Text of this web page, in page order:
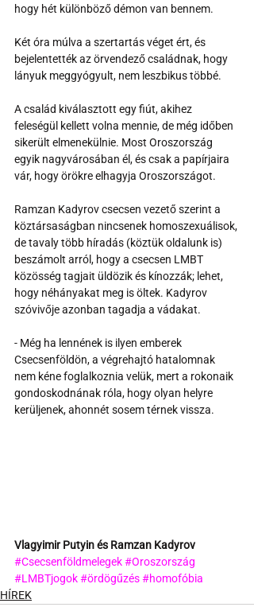
hogy hét különböző démon van bennem.
Két óra múlva a szertartás véget ért, és
bejelentették az örvendező családnak, hogy
lányuk meggyógyult, nem leszbikus többé.
A család kiválasztott egy fiút, akihez
feleségül kellett volna mennie, de még időben
sikerült elmenekülnie. Most Oroszország
egyik nagyvárosában él, és csak a papírjaira
vár, hogy örökre elhagyja Oroszországot.
Ramzan Kadyrov csecsen vezető szerint a
köztársaságban nincsenek homoszexuálisok,
de tavaly több híradás (köztük oldalunk is)
beszámolt arról, hogy a csecsen LMBT
közösség tagjait üldözik és kínozzák; lehet,
hogy néhányakat meg is öltek. Kadyrov
szóvivője azonban tagadja a vádakat.
- Még ha lennének is ilyen emberek
Csecsenföldön, a végrehajtó hatalomnak
nem kéne foglalkoznia velük, mert a rokonaik
gondoskodnának róla, hogy olyan helyre
kerüljenek, ahonnét sosem térnek vissza.
Vlagyimir Putyin és Ramzan Kadyrov
#Csecsenföldmelegek#Oroszország
#LMBTjogok#ördögűzés#homofóbia
HÍREK